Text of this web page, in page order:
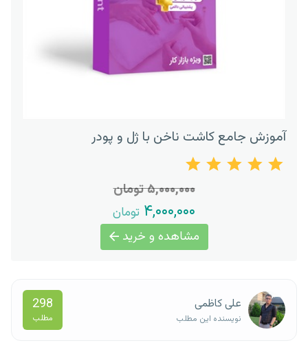
آموزش جامع کاشت ناخن با ژل و پودر
۵,۰۰۰,۰۰۰ تومان
۴,۰۰۰,۰۰۰ تومان
مشاهده و خرید
علی کاظمی
نویسنده این مطلب
298
مطلب